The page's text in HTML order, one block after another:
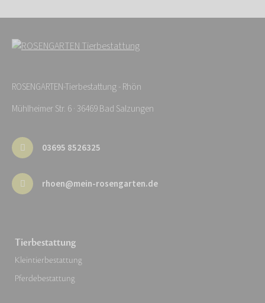
ROSENGARTEN-Tierbestattung - Rhön
Mühlheimer Str. 6 · 36469 Bad Salzungen
03695 8526325
rhoen@mein-rosengarten.de
Tierbestattung
Kleintierbestattung
Pferdebestattung